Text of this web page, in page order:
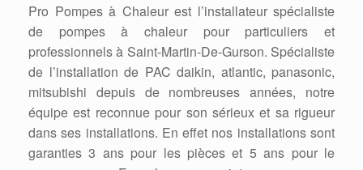
Pro Pompes à Chaleur est l’installateur spécialiste
de pompes à chaleur pour particuliers et
professionnels à Saint-Martin-De-Gurson. Spécialiste
de l’installation de PAC daikin, atlantic, panasonic,
mitsubishi depuis de nombreuses années, notre
équipe est reconnue pour son sérieux et sa rigueur
dans ses installations. En effet nos installations sont
garanties 3 ans pour les pièces et 5 ans pour le